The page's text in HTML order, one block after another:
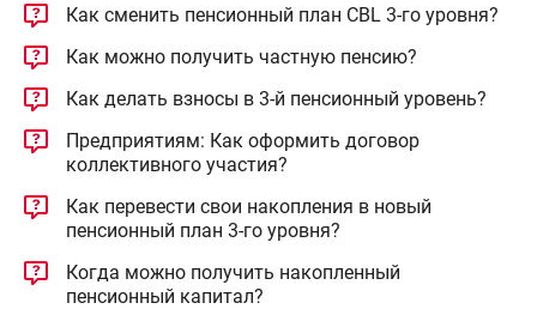
Как сменить пенсионный план CBL 3-го уровня?
Как можно получить частную пенсию?
Как делать взносы в 3-й пенсионный уровень?
Предприятиям: Как оформить договор
коллективного участия?
Как перевести свои накопления в новый
пенсионный план 3-го уровня?
Когда можно получить накопленный
пенсионный капитал?